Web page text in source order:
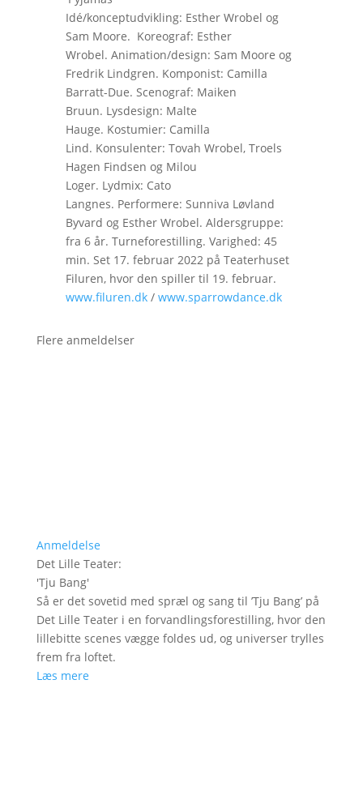
Idé/konceptudvikling: Esther Wrobel og
Sam Moore. Koreograf: Esther
Wrobel. Animation/design: Sam Moore og
Fredrik Lindgren. Komponist: Camilla
Barratt-Due. Scenograf: Maiken
Bruun. Lysdesign: Malte
Hauge. Kostumier: Camilla
Lind. Konsulenter: Tovah Wrobel, Troels
Hagen Findsen og Milou
Loger. Lydmix: Cato
Langnes. Performere: Sunniva Løvland
Byvard og Esther Wrobel. Aldersgruppe:
fra 6 år. Turneforestilling. Varighed: 45
min. Set 17. februar 2022 på Teaterhuset
Filuren, hvor den spiller til 19. februar.
www.filuren.dk/ www.sparrowdance.dk
Flere anmeldelser
Anmeldelse
Det Lille Teater:
'Tju Bang'
Så er det sovetid med spræl og sang til ’Tju Bang’ på
Det Lille Teater i en forvandlingsforestilling, hvor den
lillebitte scenes vægge foldes ud, og universer trylles
frem fra loftet.
Læs mere